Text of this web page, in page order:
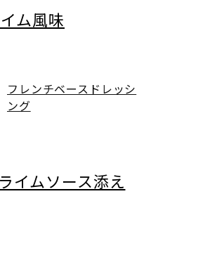
ム風味
フレンチベースドレッシ
ング
イムソース添え